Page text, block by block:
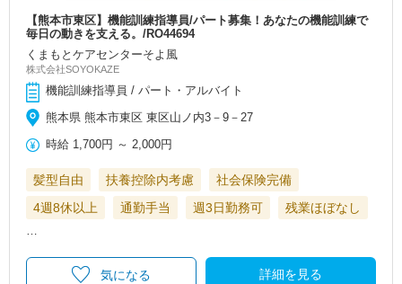
【熊本市東区】機能訓練指導員/パート募集！あなたの機能訓練で
毎日の動きを支える。/RO44694
くまもとケアセンターそよ風
株式会社SOYOKAZE
機能訓練指導員 / パート・アルバイト
熊本県 熊本市東区 東区山ノ内3－9－27
時給 1,700円 ～ 2,000円
髪型自由 扶養控除内考慮
社会保険完備
4週8休以上
通勤手当 週3日勤務可 残業ほぼなし
詳細を見る
気になる